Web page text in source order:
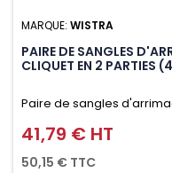
MARQUE: WISTRA
PAIRE DE SANGLES
CLIQUET EN 2
Paire de sangles
crochet en 2 parties
d'utilisation. Permet
Prix
41,79 € HT
50,15 € TTC